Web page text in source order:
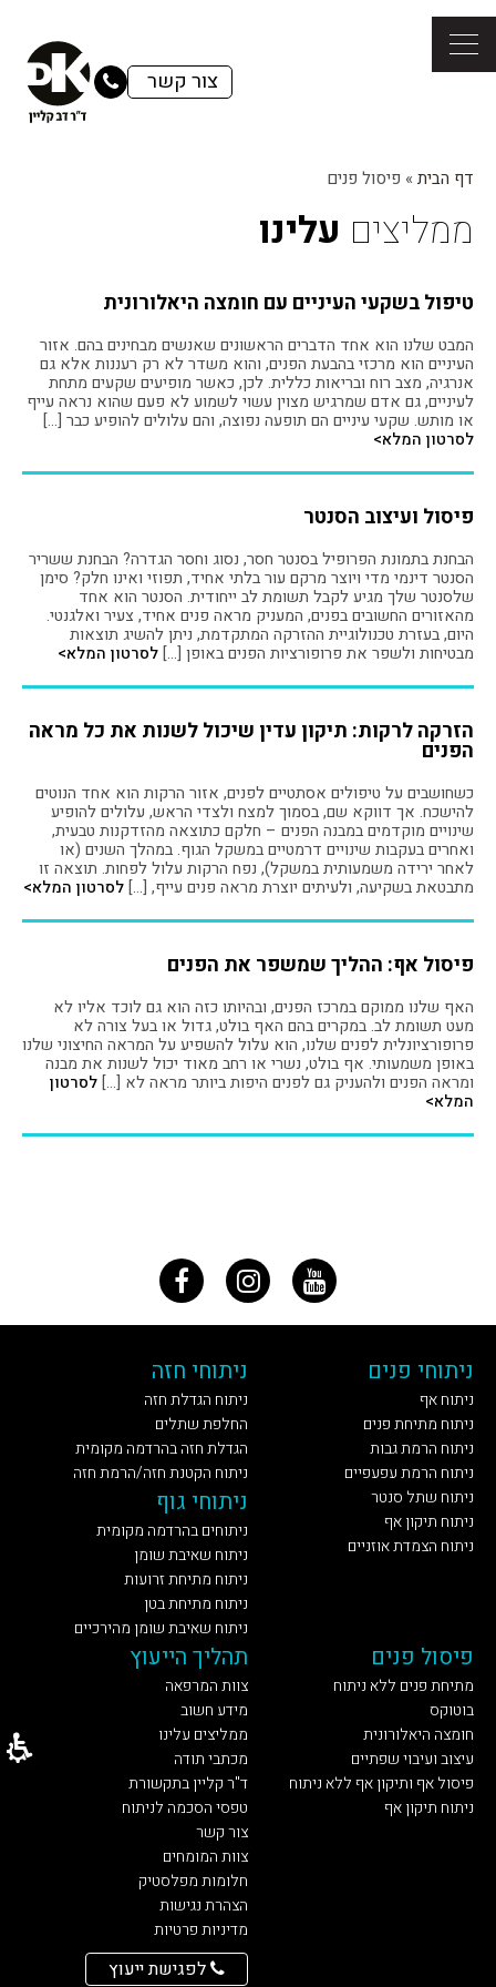
צור קשר
דף הבית » פיסול פנים
ממליצים עלינו
טיפול בשקעי העיניים עם חומצה היאלורונית
המבט שלנו הוא אחד הדברים הראשונים שאנשים מבחינים בהם. אזור
העיניים הוא מרכזי בהבעת הפנים, והוא משדר לא רק רעננות אלא גם
אנרגיה, מצב רוח ובריאות כללית. לכן, כאשר מופיעים שקעים מתחת
לעיניים, גם אדם שמרגיש מצוין עשוי לשמוע לא פעם שהוא נראה עייף
או מותש. שקעי עיניים הם תופעה נפוצה, והם עלולים להופיע כבר […]
לסרטון המלא>
פיסול ועיצוב הסנטר
הבחנת בתמונת הפרופיל בסנטר חסר, נסוג וחסר הגדרה? הבחנת ששריר
הסנטר דינמי מדי ויוצר מרקם עור בלתי אחיד, תפוזי ואינו חלק? סימן
שלסנטר שלך מגיע לקבל תשומת לב ייחודית. הסנטר הוא אחד
מהאזורים החשובים בפנים, המעניק מראה פנים אחיד, צעיר ואלגנטי.
היום, בעזרת טכנולוגיית ההזרקה המתקדמת, ניתן להשיג תוצאות
מבטיחות ולשפר את פרופורציות הפנים באופן […] לסרטון המלא>
הזרקה לרקות: תיקון עדין שיכול לשנות את כל מראה
הפנים
כשחושבים על טיפולים אסתטיים לפנים, אזור הרקות הוא אחד הנוטים
להישכח. אך דווקא שם, בסמוך למצח ולצדי הראש, עלולים להופיע
שינויים מוקדמים במבנה הפנים – חלקם כתוצאה מהזדקנות טבעית,
ואחרים בעקבות שינויים דרמטיים במשקל הגוף. במהלך השנים (או
לאחר ירידה משמעותית במשקל), נפח הרקות עלול לפחות. תוצאה זו
מתבטאת בשקיעה, ולעיתים יוצרת מראה פנים עייף, […] לסרטון המלא>
פיסול אף: ההליך שמשפר את הפנים
האף שלנו ממוקם במרכז הפנים, ובהיותו כזה הוא גם לוכד אליו לא
מעט תשומת לב. במקרים בהם האף בולט, גדול או בעל צורה לא
פרופורציונלית לפנים שלנו, הוא עלול להשפיע על המראה החיצוני שלנו
באופן משמעותי. אף בולט, נשרי או רחב מאוד יכול לשנות את מבנה
ומראה הפנים ולהעניק גם לפנים היפות ביותר מראה לא […] לסרטון
המלא>
ניתוחי פנים
ניתוח אף
ניתוח מתיחת פנים
ניתוח הרמת גבות
ניתוח הרמת עפעפיים
ניתוח שתל סנטר
ניתוח תיקון אף
ניתוח הצמדת אוזניים
ניתוחי חזה
ניתוח הגדלת חזה
החלפת שתלים
הגדלת חזה בהרדמה מקומית
ניתוח הקטנת חזה/הרמת חזה
ניתוחי גוף
ניתוחים בהרדמה מקומית
ניתוח שאיבת שומן
ניתוח מתיחת זרועות
ניתוח מתיחת בטן
ניתוח שאיבת שומן מהירכיים
פיסול פנים
מתיחת פנים ללא ניתוח
בוטוקס
חומצה היאלורונית
עיצוב ועיבוי שפתיים
פיסול אף ותיקון אף ללא ניתוח
ניתוח תיקון אף
תהליך הייעוץ
צוות המרפאה
מידע חשוב
ממליצים עלינו
מכתבי תודה
ד"ר קליין בתקשורת
טפסי הסכמה לניתוח
צור קשר
צוות המומחים
חלומות מפלסטיק
הצהרת נגישות
מדיניות פרטיות
לפגישת ייעוץ